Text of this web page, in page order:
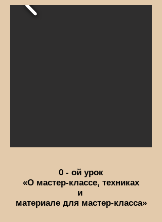
0 - ой урок
«О мастер-классе, техниках
и
материале для мастер-класса»